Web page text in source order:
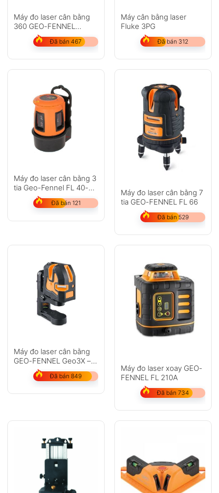
Máy đo laser cân bằng
360 GEO-FENNEL
LinerPointer
Đã bán 467
Máy cân bằng laser
Fluke 3PG
Đã bán 312
Máy đo laser cân bằng 3
tia Geo-Fennel FL 40-3
Liner HP
Đã bán 121
Máy đo laser cân bằng 7
tia GEO-FENNEL FL 66
Đã bán 529
Máy đo laser cân bằng
GEO-FENNEL Geo3X –
Đã bán 849
Máy đo laser xoay GEO-
FENNEL FL 210A
Đã bán 734